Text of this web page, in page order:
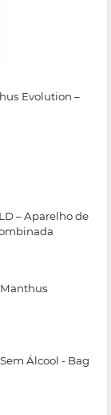
Evolution –
– Aparelho de
Álcool - Bag